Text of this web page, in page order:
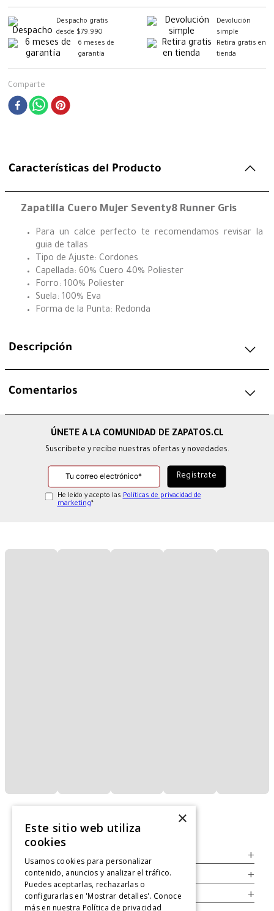
Despacho gratis
desde $79.990
Devolución
simple
6 meses de
garantía
Retira gratis en
tienda
Comparte
Características del Producto
Zapatilla Cuero Mujer Seventy8 Runner Gris
Para un calce perfecto te recomendamos revisar la
guia de tallas
Tipo de Ajuste: Cordones
Capellada: 60% Cuero 40% Poliester
Forro: 100% Poliester
Suela: 100% Eva
Forma de la Punta: Redonda
Descripción
Comentarios
Suscríbete y recibe nuestras ofertas y novedades.
He leído y acepto las Políticas de privacidad de
marketing*
+
Legal +
Cuenta +
×
Este sitio web utiliza
cookies
Usamos cookies para personalizar
contenido, anuncios y analizar el tráfico.
Puedes aceptarlas, rechazarlas o
configurarlas en 'Mostrar detalles'. Conoce
más en nuestra Política de privacidad